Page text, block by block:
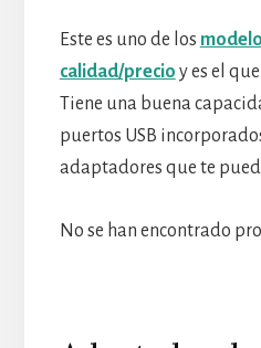
Este es uno de los
calidad/precio y es el
Tiene una buena
puertos USB
adaptadores que te
No se han encontrado